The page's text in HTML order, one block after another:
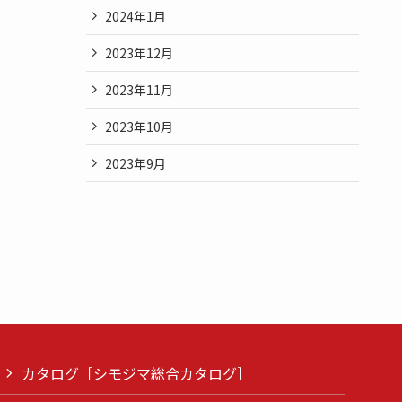
2024年1月
2023年12月
2023年11月
2023年10月
2023年9月
カタログ［シモジマ総合カタログ］